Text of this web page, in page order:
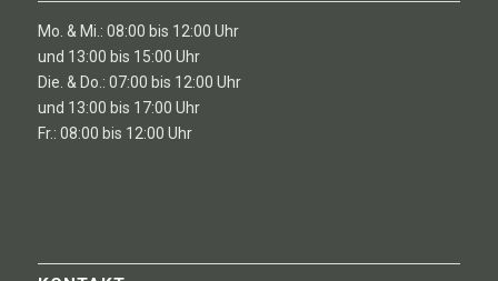
Mo. & Mi.: 08:00 bis 12:00 Uhr
und 13:00 bis 15:00 Uhr
Die. & Do.: 07:00 bis 12:00 Uhr
und 13:00 bis 17:00 Uhr
Fr.: 08:00 bis 12:00 Uhr